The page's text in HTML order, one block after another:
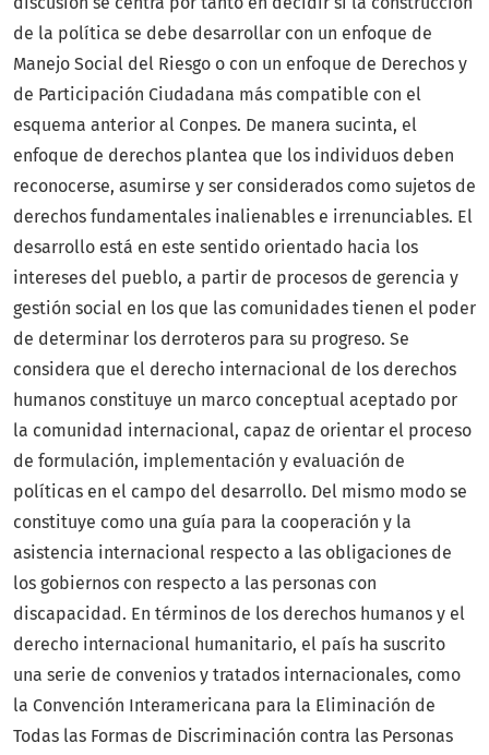
de la política se debe desarrollar con un enfoque de
Manejo Social del Riesgo o con un enfoque de Derechos y
de Participación Ciudadana más compatible con el
esquema anterior al Conpes. De manera sucinta, el
enfoque de derechos plantea que los individuos deben
reconocerse, asumirse y ser considerados como sujetos de
derechos fundamentales inalienables e irrenunciables. El
desarrollo está en este sentido orientado hacia los
intereses del pueblo, a partir de procesos de gerencia y
gestión social en los que las comunidades tienen el poder
de determinar los derroteros para su progreso. Se
considera que el derecho internacional de los derechos
humanos constituye un marco conceptual aceptado por
la comunidad internacional, capaz de orientar el proceso
de formulación, implementación y evaluación de
políticas en el campo del desarrollo. Del mismo modo se
constituye como una guía para la cooperación y la
asistencia internacional respecto a las obligaciones de
los gobiernos con respecto a las personas con
discapacidad. En términos de los derechos humanos y el
derecho internacional humanitario, el país ha suscrito
una serie de convenios y tratados internacionales, como
la Convención Interamericana para la Eliminación de
Todas las Formas de Discriminación contra las Personas